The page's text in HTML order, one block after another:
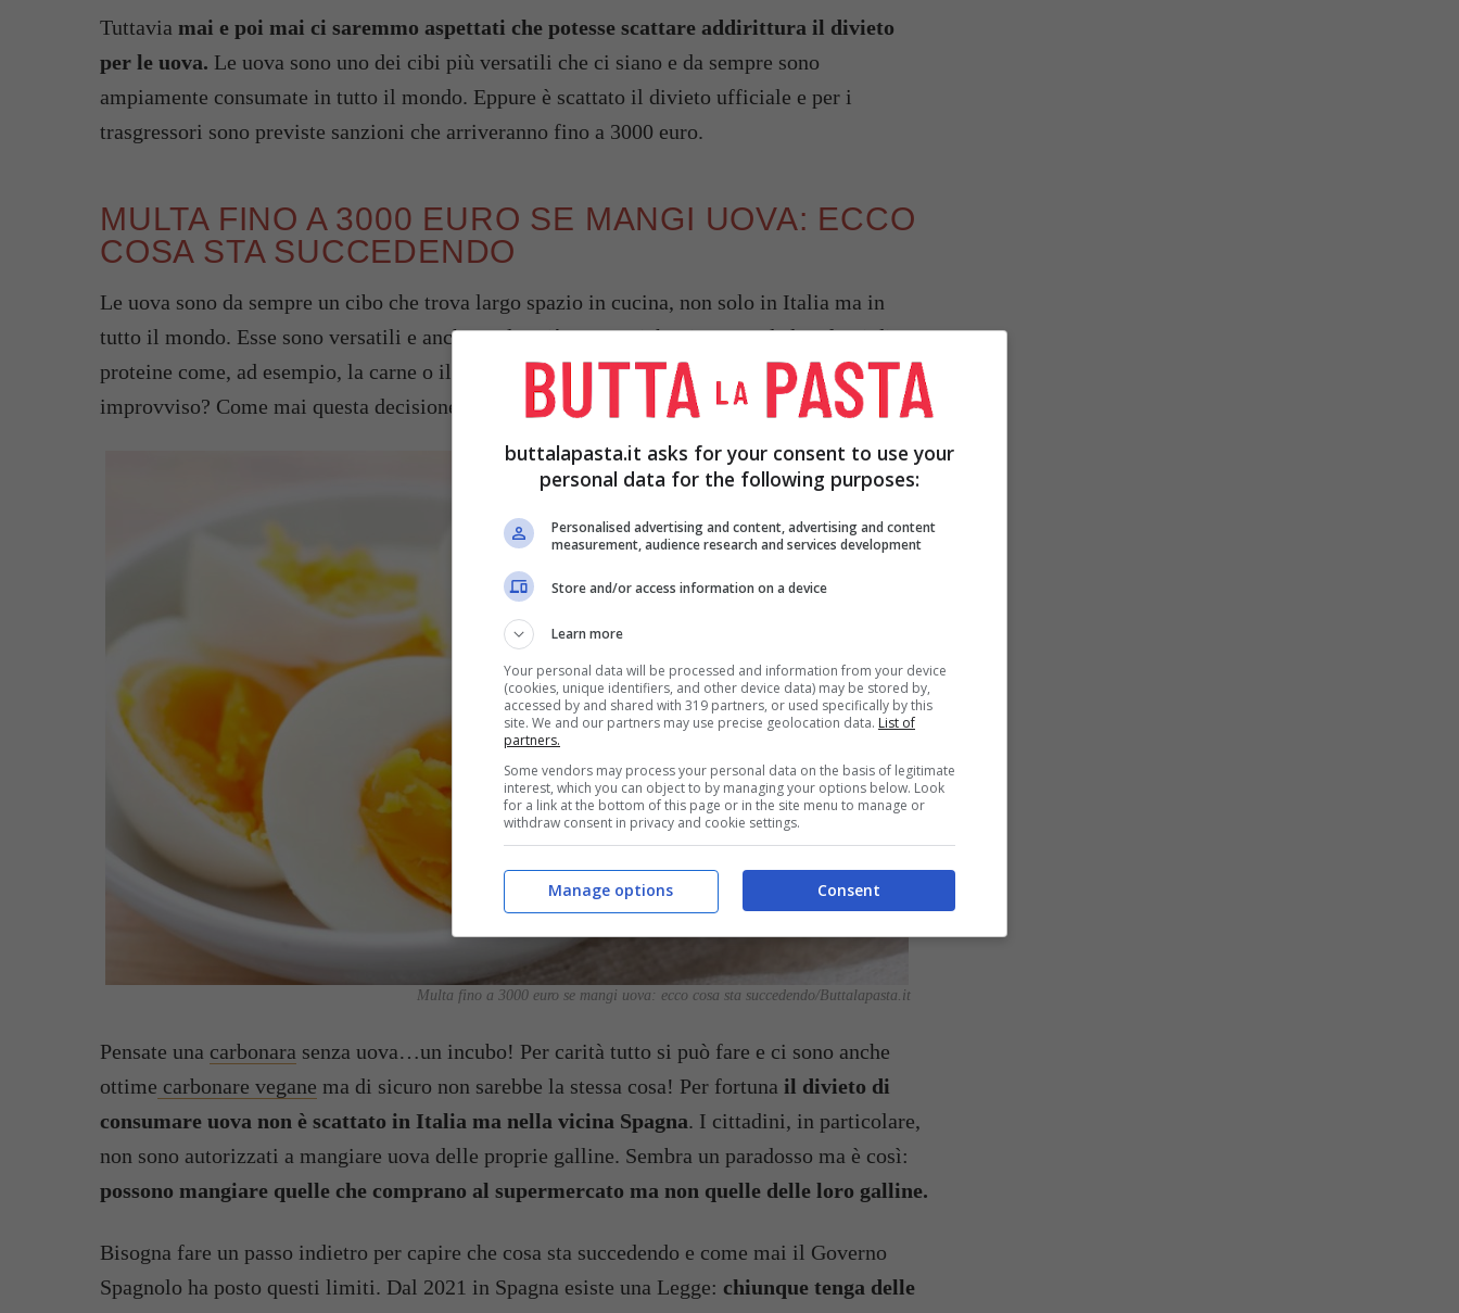
Tuttavia mai e poi mai ci saremmo aspettati che potesse scattare addirittura il divieto
per le uova. Le uova sono uno dei cibi più versatili che ci siano e da sempre sono
ampiamente consumate in tutto il mondo. Eppure è scattato il divieto ufficiale e per i
trasgressori sono previste sanzioni che arriveranno fino a 3000 euro.
MULTA FINO A 3000 EURO SE MANGI UOVA: ECCO
COSA STA SUCCEDENDO
Le uova sono da sempre un cibo che trova largo spazio in cucina, non solo in Italia ma in
tutto il mondo. Esse sono versatili e anche molto più economiche rispetto ad altre fonti di
proteine come, ad esempio, la carne o il pesce. Ma allora come mai questo divieto
improvviso? Come mai questa decisione di mettere al bando questo comune cibo?
Multa fino a 3000 euro se mangi uova: ecco cosa sta succedendo/Buttalapasta.it
Pensate una carbonara senza uova…un incubo! Per carità tutto si può fare e ci sono anche
ottime carbonare vegane ma di sicuro non sarebbe la stessa cosa! Per fortuna il divieto di
consumare uova non è scattato in Italia ma nella vicina Spagna. I cittadini, in particolare,
non sono autorizzati a mangiare uova delle proprie galline. Sembra un paradosso ma è così:
possono mangiare quelle che comprano al supermercato ma non quelle delle loro galline.
Bisogna fare un passo indietro per capire che cosa sta succedendo e come mai il Governo
Spagnolo ha posto questi limiti. Dal 2021 in Spagna esiste una Legge: chiunque tenga delle
buttalapasta.it asks for your consent to use your
personal data for the following purposes:
Personalised advertising and content, advertising and content
measurement, audience research and services development
Store and/or access information on a device
Learn more
Your personal data will be processed and information from your device
(cookies, unique identifiers, and other device data) may be stored by,
accessed by and shared with 319 partners, or used specifically by this
site. We and our partners may use precise geolocation data. List of
partners.
Some vendors may process your personal data on the basis of legitimate
interest, which you can object to by managing your options below. Look
for a link at the bottom of this page or in the site menu to manage or
withdraw consent in privacy and cookie settings.
Consent
Manage options